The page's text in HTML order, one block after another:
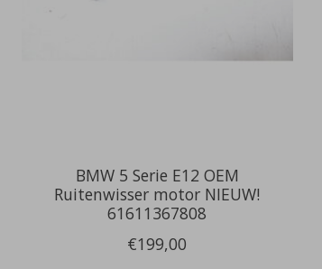
BMW 5 Serie E12 OEM
Ruitenwisser motor NIEUW!
61611367808
€199,00